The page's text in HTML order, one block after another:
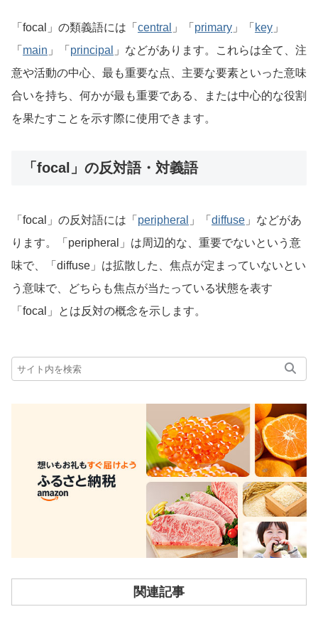
「focal」の類義語には「 central 」「 primary 」「 key 」
「 main 」「 principal
」などがあります。これらは全て、注
意や活動の中心、最も重要な点、主要な要素といった意味
合いを持ち、何かが最も重要である、または中心的な役割
を果たすことを示す際に使用できます。
「focal」の反対語・対義語
「focal」の反対語には「 peripheral 」「 diffuse 」などがあ
ります。「peripheral」は周辺的な、重要でないという意
味で、「diffuse」は拡散した、焦点が定まっていないとい
う意味で、どちらも焦点が当たっている状態を表す
「focal」とは反対の概念を示します。
関連記事